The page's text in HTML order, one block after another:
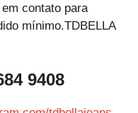
contato para
mínimo.TDBELLA
9408